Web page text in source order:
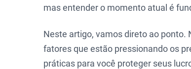
mas entender o momento atual é
Neste artigo, vamos direto ao ponto.
fatores que estão pressionando os
práticas para você proteger seus